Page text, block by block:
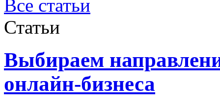
Все статьи
Статьи
Выбираем
онлайн-бизнеса